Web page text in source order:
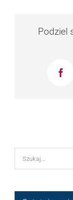
Podziel
Szukaj